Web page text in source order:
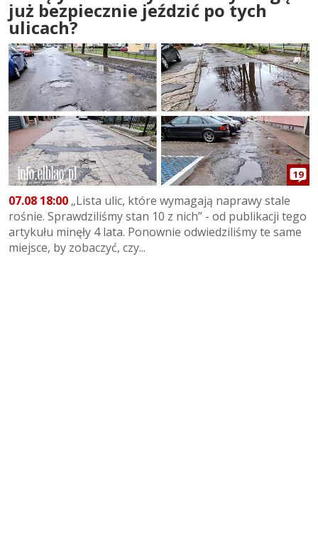
już bezpiecznie jeździć po tych
ulicach?
19
07.08 18:00 „Lista ulic, które wymagają naprawy stale
rośnie. Sprawdziliśmy stan 10 z nich” - od publikacji tego
artykułu minęły 4 lata. Ponownie odwiedziliśmy te same
miejsce, by zobaczyć, czy...